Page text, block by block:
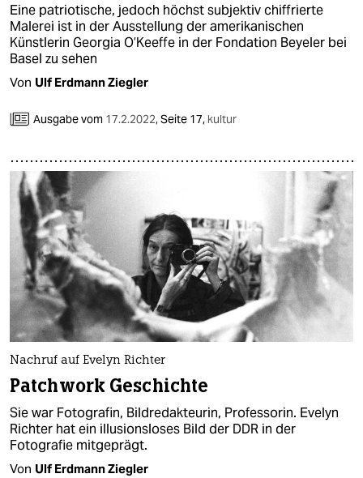
Eine patriotische, jedoch höchst subjektiv chiffrierte
Malerei ist in der Ausstellung der amerikanischen
Künstlerin Georgia O’Keeffe in der Fondation Beyeler bei
Basel zu sehen
Von Ulf Erdmann Ziegler
Ausgabe vom 17.2.2022,Seite 17, kultur
Nachruf auf Evelyn Richter
Patchwork Geschichte
Sie war Fotografin, Bildredakteurin, Professorin. Evelyn
Richter hat ein illusionsloses Bild der DDR in der
Fotografie mitgeprägt.
Von Ulf Erdmann Ziegler